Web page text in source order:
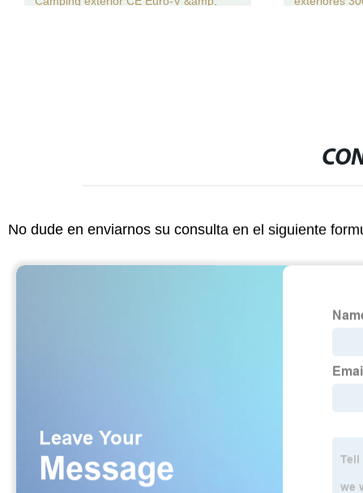
No dude en enviarnos su consulta en el siguiente